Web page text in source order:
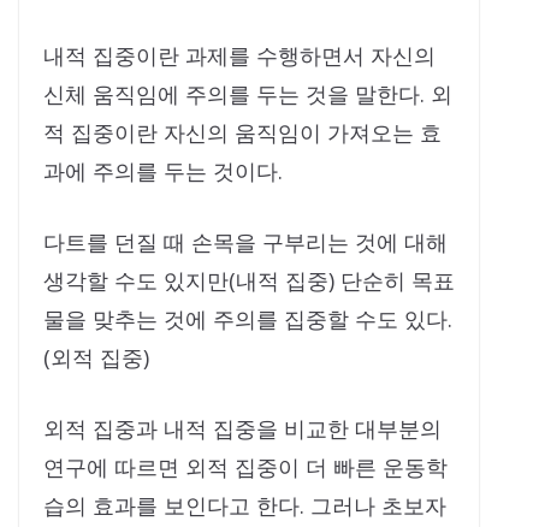
내적 집중이란 과제를 수행하면서 자신의
신체 움직임에 주의를 두는 것을 말한다. 외
적 집중이란 자신의 움직임이 가져오는 효
과에 주의를 두는 것이다.
다트를 던질 때 손목을 구부리는 것에 대해
생각할 수도 있지만(내적 집중) 단순히 목표
물을 맞추는 것에 주의를 집중할 수도 있다.
(외적 집중)
외적 집중과 내적 집중을 비교한 대부분의
연구에 따르면 외적 집중이 더 빠른 운동학
습의 효과를 보인다고 한다. 그러나 초보자